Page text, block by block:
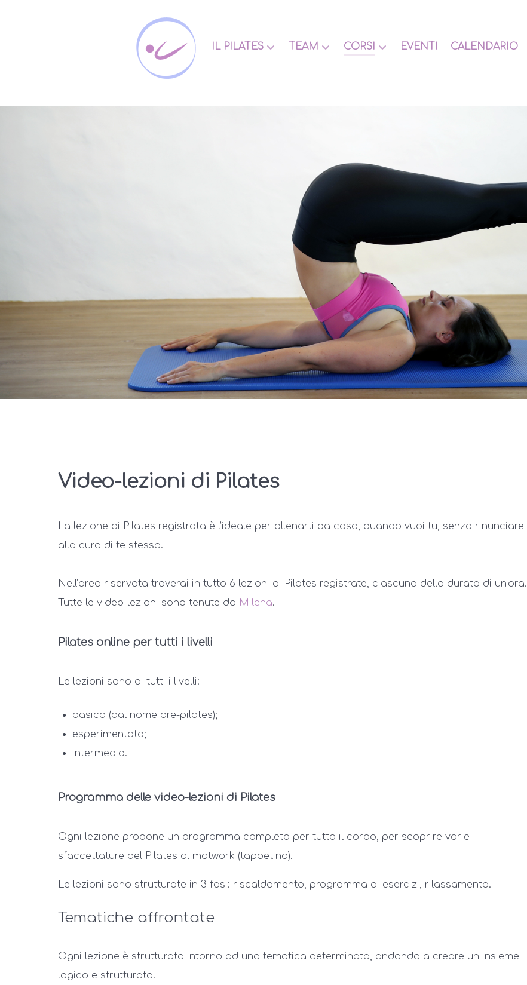
IL PILATES TEAM CORSI EVENTI CALENDARIO
Video-lezioni di Pilates
La lezione di Pilates registrata è l’ideale per allenarti da casa, quando vuoi tu, senza rinunciare
alla cura di te stesso.
Nell’area riservata troverai in tutto 6 lezioni di Pilates registrate, ciascuna della durata di un’ora.
Tutte le video-lezioni sono tenute da Milena.
Pilates online per tutti i livelli
Le lezioni sono di tutti i livelli:
basico (dal nome pre-pilates);
esperimentato;
intermedio.
Programma delle video-lezioni di Pilates
Ogni lezione propone un programma completo per tutto il corpo, per scoprire varie
sfaccettature del Pilates al matwork (tappetino).
Le lezioni sono strutturate in 3 fasi: riscaldamento, programma di esercizi, rilassamento.
Tematiche affrontate
Ogni lezione è strutturata intorno ad una tematica determinata, andando a creare un insieme
logico e strutturato.